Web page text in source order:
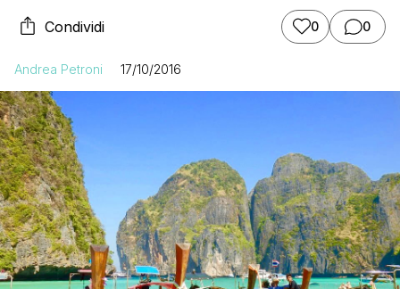
Condividi 0 0
Andrea Petroni 17/10/2016